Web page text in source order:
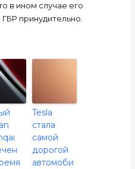
в ином случае его
принудительно.
Tesla
стала
самой
дорогой
автомоби